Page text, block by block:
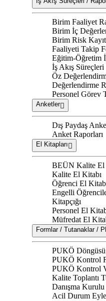
Birim Faaliyet
Birim İç
Birim Risk
Faaliyeti Takip
Eğitim-Öğretim
İş Akış Süreçleri
Öz
Değerlendirme
Personel Görev
Anketler
Dış Paydaş
Anket Raporları
El Kitapları
BEÜN Kalite El
Kalite El Kitabı
Öğrenci El
Engelli
Kitapçığı
Personel El
Müfredat El
Formlar / Tutanaklar /
PUKÖ Döngüsü
PUKÖ Kontrol
PUKÖ Kontrol
Kalite Toplantı
Danışma Kurulu
Acil Durum